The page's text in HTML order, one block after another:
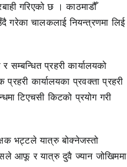
गरिएको छ । काठमाडौँ
गरेका चालकलाई नियन्त्रणमा लिई
सम्बन्धित प्रहरी कार्यालयको
कार्यालयका प्रवक्ता प्रहरी
टिएचसी किटको प्रयोग गरी
भट्टले यात्रु बोक्नेजस्तो
आफू र यात्रु दुवै ज्यान जोखिममा